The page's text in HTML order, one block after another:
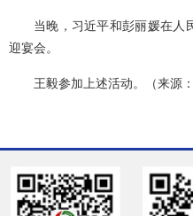
当晚，习近平和彭丽媛在人
迎宴会。
王毅参加上述活动。（来源：